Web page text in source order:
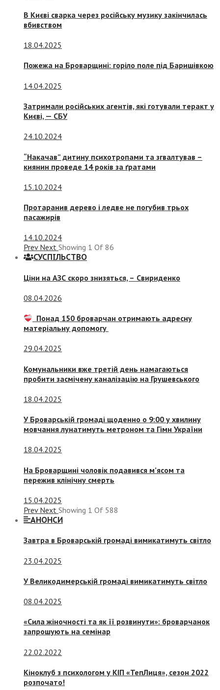
В Києві сварка через російську музику закінчилась
вбивством
18.04.2025
Пожежа на Броварщині: горіло поле під Баришівкою
14.04.2025
Затримали російських агентів, які готували теракт у
Києві, — СБУ
24.10.2024
“Накачав” дитину психотропами та згвалтував –
киянин проведе 14 років за ґратами
15.10.2024
Протаранив дерево і ледве не погубив трьох
пасажирів
14.10.2024
Prev Next Showing 1 Of 86
СУСПIЛЬСТВО
Ціни на АЗС скоро знизяться, – Свириденко
08.04.2026
Понад 150 броварчан отримають адресну
матеріальну допомогу
29.04.2025
Комунальники вже третій день намагаються
пробити засмічену каналізацію на Грушевського
18.04.2025
У Броварській громаді щоденно о 9:00 у хвилину
мовчання лунатимуть метроном та Гімн України
18.04.2025
На Броварщині чоловік подавився м’ясом та
пережив клінічну смерть
15.04.2025
Prev Next Showing 1 Of 588
АНОНСИ
Завтра в Броварській громаді вимикатимуть світло
23.04.2025
У Великодимерській громаді вимикатимуть світло
08.04.2025
«Сила жіночності та як її розвинути»: броварчанок
запрошують на семінар
22.02.2022
Кіноклуб з психологом у КІП «ТепЛиця», сезон 2022
розпочато!